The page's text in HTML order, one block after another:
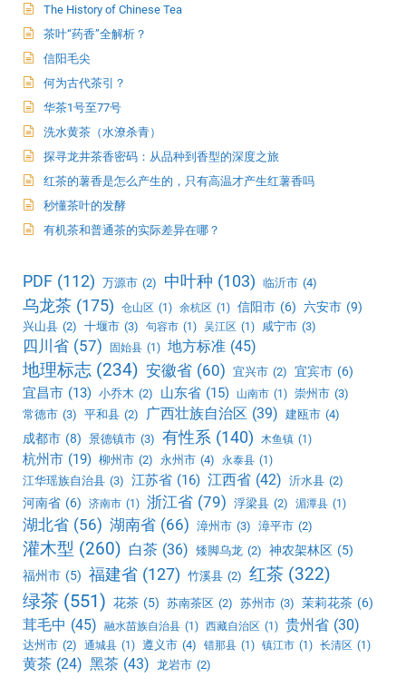
The History of Chinese Tea
茶叶“药香”全解析？
信阳毛尖
何为古代茶引？
华茶1号至77号
洗水黄茶（水潦杀青）
探寻龙井茶香密码：从品种到香型的深度之旅
红茶的薯香是怎么产生的，只有高温才产生红薯香吗
秒懂茶叶的发酵
有机茶和普通茶的实际差异在哪？
PDF (112) 万源市 (2) 中叶种 (103) 临沂市 (4)
乌龙茶 (175) 仓山区 (1) 余杭区 (1) 信阳市 (6) 六安市 (9)
兴山县 (2) 十堰市 (3) 句容市 (1) 吴江区 (1) 咸宁市 (3)
四川省 (57) 固始县 (1) 地方标准 (45)
地理标志 (234) 安徽省 (60) 宜兴市 (2) 宜宾市 (6)
宜昌市 (13) 小乔木 (2) 山东省 (15) 山南市 (1) 崇州市 (3)
常德市 (3) 平和县 (2) 广西壮族自治区 (39) 建瓯市 (4)
成都市 (8) 景德镇市 (3) 有性系 (140) 木鱼镇 (1)
杭州市 (19) 柳州市 (2) 永州市 (4) 永泰县 (1)
江华瑶族自治县 (3) 江苏省 (16) 江西省 (42) 沂水县 (2)
河南省 (6) 济南市 (1) 浙江省 (79) 浮梁县 (2) 湄潭县 (1)
湖北省 (56) 湖南省 (66) 漳州市 (3) 漳平市 (2)
灌木型 (260) 白茶 (36) 矮脚乌龙 (2) 神农架林区 (5)
福州市 (5) 福建省 (127) 竹溪县 (2) 红茶 (322)
绿茶 (551) 花茶 (5) 苏南茶区 (2) 苏州市 (3) 茉莉花茶 (6)
茸毛中 (45) 融水苗族自治县 (1) 西藏自治区 (1) 贵州省 (30)
达州市 (2) 通城县 (1) 遵义市 (4) 错那县 (1) 镇江市 (1) 长清区 (1)
黄茶 (24) 黑茶 (43) 龙岩市 (2)